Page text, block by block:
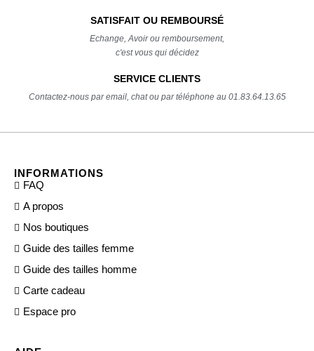
SATISFAIT OU REMBOURSÉ
Echange, Avoir ou remboursement,
c'est vous qui décidez
SERVICE CLIENTS
Contactez-nous par email, chat ou par téléphone au 01.83.64.13.65
INFORMATIONS
FAQ
A propos
Nos boutiques
Guide des tailles femme
Guide des tailles homme
Carte cadeau
Espace pro